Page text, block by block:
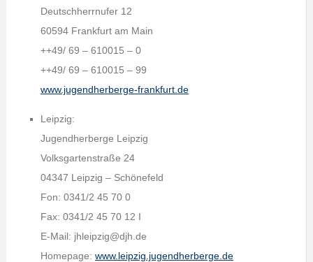
Deutschherrnufer 12
60594 Frankfurt am Main
++49/ 69 – 610015 – 0
++49/ 69 – 610015 – 99
www.jugendherberge-frankfurt.de
Leipzig:
Jugendherberge Leipzig
Volksgartenstraße 24
04347 Leipzig – Schönefeld
Fon: 0341/2 45 70 0
Fax: 0341/2 45 70 12 I
E-Mail: jhleipzig@djh.de
Homepage: www.leipzig.jugendherberge.de